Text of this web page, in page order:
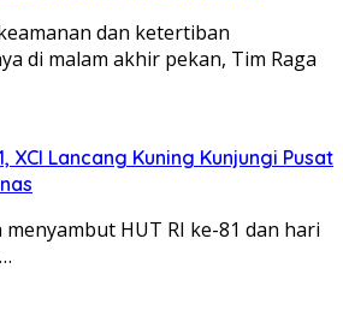
dan ketertiban
di malam akhir pekan, Tim Raga
XCI Lancang Kuning Kunjungi Pusat
menyambut HUT RI ke-81 dan hari